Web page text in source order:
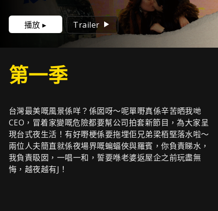
播放 ▸ Trailer
第一季
台灣最美嘅風景係咩？係囡呀～呢單嘢真係辛苦晒我哋
CEO，冒着家變嘅危險都要幫公司拍套新節目，為大家呈
現台式夜生活！有好嘢梗係要拖埋佢兄弟梁栢堅落水啦～
兩位人夫簡直就係夜場界嘅蝙蝠俠與羅賓，你負責睇水，
我負責𥄫囡，一唱一和，誓要喺老婆返屋企之前玩盡無
悔，越夜越有J！